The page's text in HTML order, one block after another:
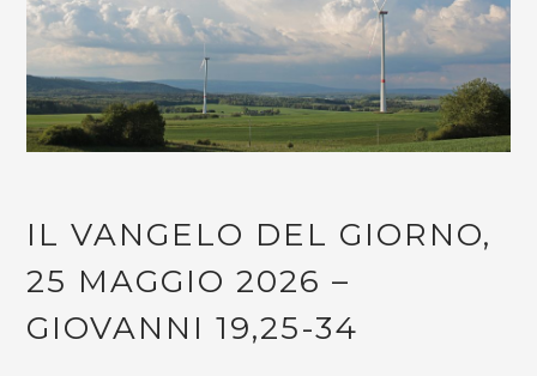
IL VANGELO DEL GIORNO,
25 MAGGIO 2026 –
GIOVANNI 19,25-34